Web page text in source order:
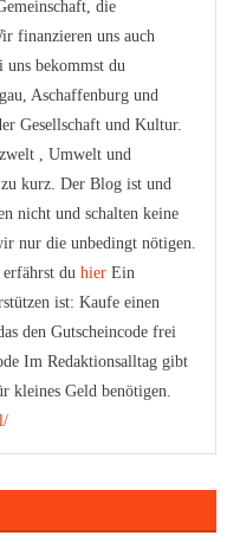
die
finanzieren uns auch
uns bekommst du
Aschaffenburg und
Gesellschaft und Kultur.
, Umwelt und
kurz. Der Blog ist und
nicht und schalten keine
nur die unbedingt nötigen.
du hierEin
ist: Kaufe einen
den Gutscheincode frei
Im Redaktionsalltag gibt
kleines Geld benötigen.